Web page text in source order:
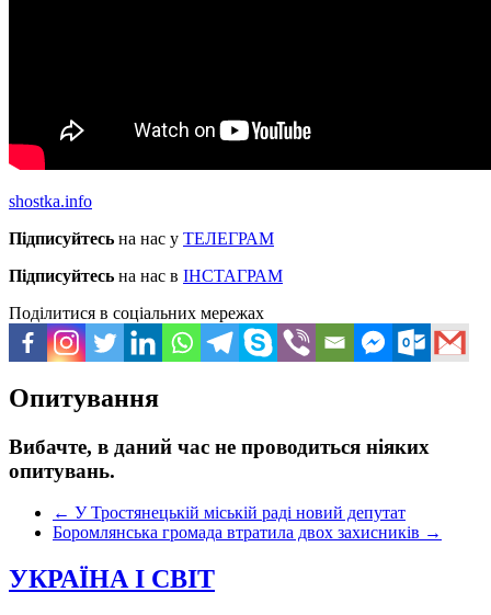
shostka.info
Підписуйтесь на нас у ТЕЛЕГРАМ
Підписуйтесь на нас в ІНСТАГРАМ
Поділитися в соціальних мережах
Опитування
Вибачте, в даний час не проводиться ніяких
опитувань.
← У Тростянецькій міській раді новий депутат
Боромлянська громада втратила двох захисників →
УКРАЇНА І СВІТ